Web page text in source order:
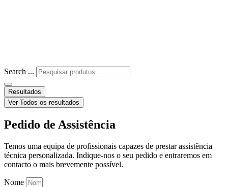
Search ...
Resultados
Ver Todos os resultados
Pedido de Assistência
Temos uma equipa de profissionais capazes de prestar assistência
técnica personalizada. Indique-nos o seu pedido e entraremos em
contacto o mais brevemente possível.
Nome